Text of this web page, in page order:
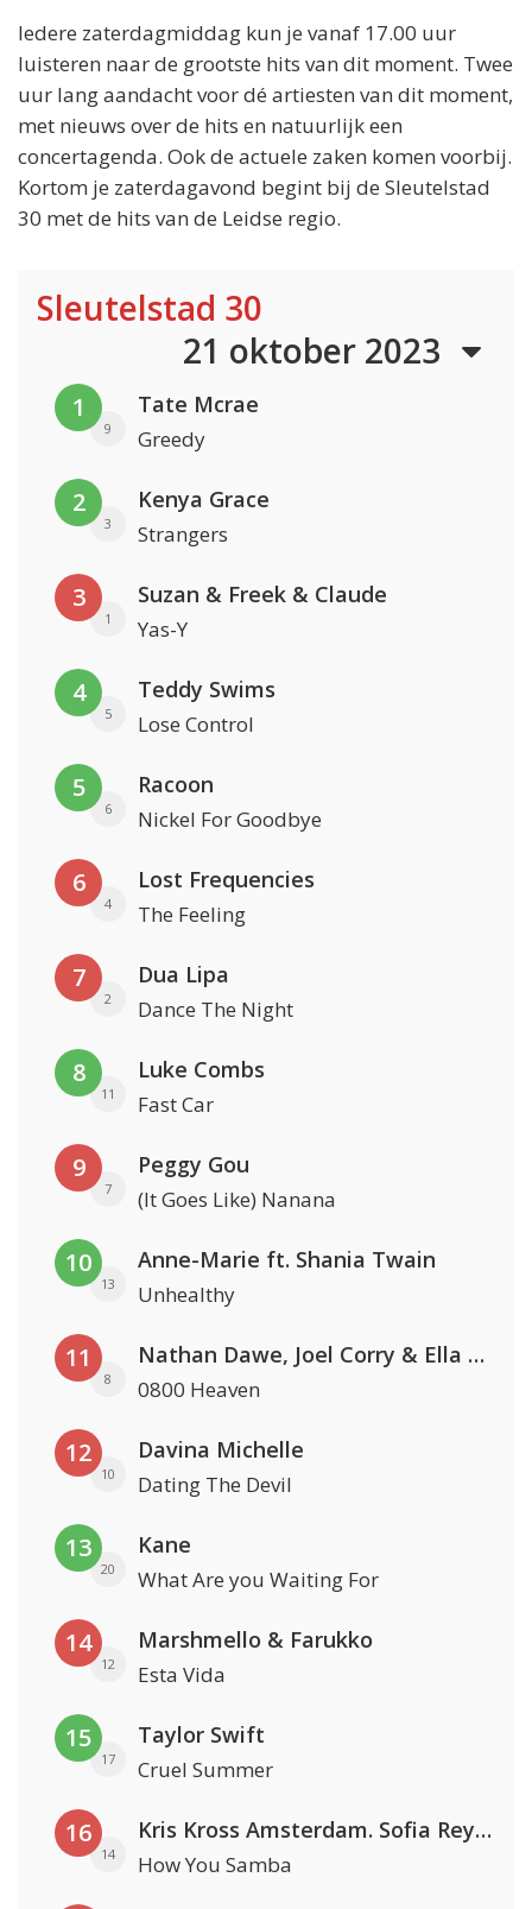
Iedere zaterdagmiddag kun je vanaf 17.00 uur
luisteren naar de grootste hits van dit moment. Twee
uur lang aandacht voor dé artiesten van dit moment,
met nieuws over de hits en natuurlijk een
concertagenda. Ook de actuele zaken komen voorbij.
Kortom je zaterdagavond begint bij de Sleutelstad
30 met de hits van de Leidse regio.
Sleutelstad 30
21 oktober 2023
1
9
Tate Mcrae
Greedy
2
3
Kenya Grace
Strangers
3
1
Suzan & Freek & Claude
Yas-Y
4
5
Teddy Swims
Lose Control
5
6
Racoon
Nickel For Goodbye
6
4
Lost Frequencies
The Feeling
7
2
Dua Lipa
Dance The Night
8
11
Luke Combs
Fast Car
9
7
Peggy Gou
(It Goes Like) Nanana
10
13
Anne-Marie ft. Shania Twain
Unhealthy
11
8
Nathan Dawe, Joel Corry & Ella Henderson
0800 Heaven
12
10
Davina Michelle
Dating The Devil
13
20
Kane
What Are you Waiting For
14
12
Marshmello & Farukko
Esta Vida
15
17
Taylor Swift
Cruel Summer
16
14
Kris Kross Amsterdam. Sofia Reyes & Tinie Tempah
How You Samba